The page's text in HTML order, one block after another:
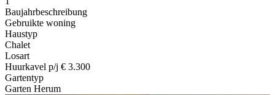
Baujahrbeschreibung
Gebruikte woning
Haustyp
Chalet
Losart
Huurkavel p/j € 3.300
Gartentyp
Garten Herum